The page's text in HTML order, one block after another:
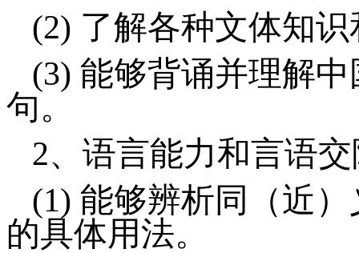
(2) 了解各种文体知
(3) 能够背诵并理解
句。
2、 语言能力和言语
(1) 能够辨析同（近
的具体用法。